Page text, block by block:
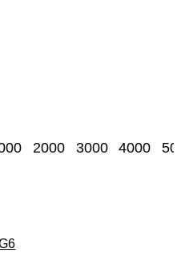
2000 3000 4000